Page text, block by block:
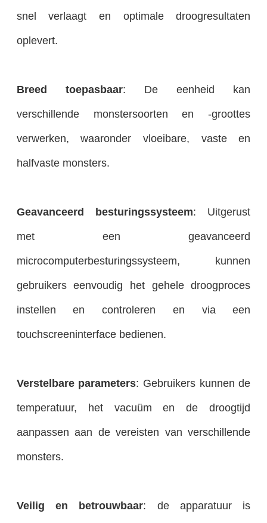
snel verlaagt en optimale droogresultaten
oplevert.
Breed toepasbaar: De eenheid kan
verschillende monstersoorten en -groottes
verwerken, waaronder vloeibare, vaste en
halfvaste monsters.
Geavanceerd besturingssysteem: Uitgerust
met een geavanceerd
microcomputerbesturingssysteem, kunnen
gebruikers eenvoudig het gehele droogproces
instellen en controleren en via een
touchscreeninterface bedienen.
Verstelbare parameters: Gebruikers kunnen de
temperatuur, het vacuüm en de droogtijd
aanpassen aan de vereisten van verschillende
monsters.
Veilig en betrouwbaar: de apparatuur is